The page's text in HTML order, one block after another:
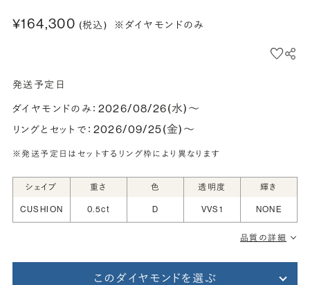
¥164,300 (税込) ※ダイヤモンドのみ
発送予定日
ダイヤモンドのみ： 2026/08/26(水)〜
リングとセットで： 2026/09/25(金)〜
※発送予定日はセットするリング枠により異なります
シェイプ 重さ 色 透明度 輝き
CUSHION 0.5ct D VVS1 NONE
品質の詳細
このダイヤモンドを選ぶ